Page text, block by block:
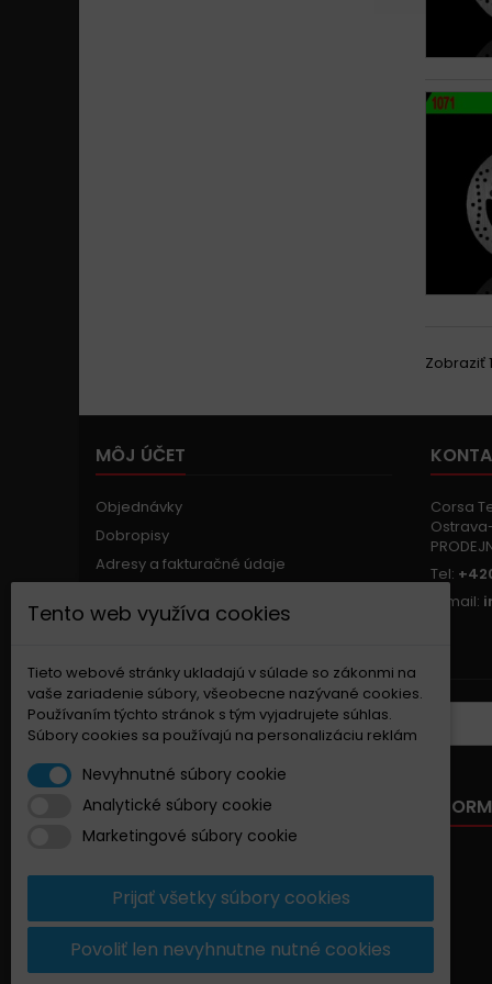
Zobraziť
MÔJ ÚČET
Objednávky
Dobropisy
Adresy a fakturačné údaje
Zľavové kupóny
Corsa
Tel:
E-mail:
ZASIELANIE NOVINIEK
NAŠA PONUKA
Nové produkty
Najpredávanejšie
Kontaktujte nás
Mapa stránky
Tento web využíva cookies
Tieto webové stránky ukladajú v súlade so zákonmi na
vaše zariadenie súbory, všeobecne nazývané cookies.
Používaním týchto stránok s tým vyjadrujete súhlas.
Súbory cookies sa používajú na personalizáciu reklám
Nevyhnutné súbory cookie
Analytické súbory cookie
Marketingové súbory cookie
Prijať všetky súbory cookies
Povoliť len nevyhnutne nutné cookies